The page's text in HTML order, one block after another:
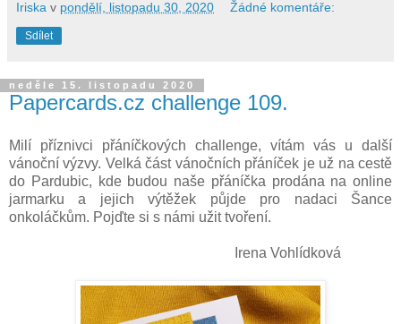
Iriska v pondělí, listopadu 30, 2020 Žádné komentáře:
Sdílet
neděle 15. listopadu 2020
Papercards.cz challenge 109.
Milí příznivci přáníčkových challenge, vítám vás u další
vánoční výzvy. Velká část vánočních přáníček je už na cestě
do Pardubic, kde budou naše přáníčka prodána na online
jarmarku a jejich výtěžek půjde pro nadaci Šance
onkoláčkům. Pojďte si s námi užit tvoření.
Irena Vohlídková